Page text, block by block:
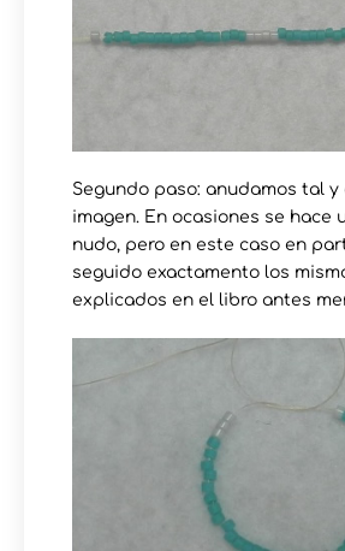
Segundo paso: anudamos tal y
imagen. En ocasiones se hace
nudo, pero en este caso en
seguido exactamento los
explicados en el libro antes